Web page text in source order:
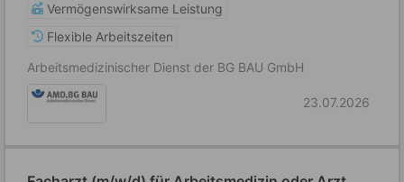
Vermögenswirksame Leistung
Flexible Arbeitszeiten
Arbeitsmedizinischer Dienst der BG BAU GmbH
23.07.2026